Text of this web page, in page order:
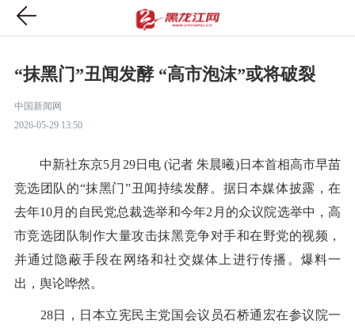
“抹黑门”丑闻发酵 “高市泡沫”或将破裂
中国新闻网
2026-05-29 13:50
中新社东京5月29日电 (记者 朱晨曦)日本首相高市早苗
竞选团队的“抹黑门”丑闻持续发酵。据日本媒体披露，在
去年10月的自民党总裁选举和今年2月的众议院选举中，高
市竞选团队制作大量攻击抹黑竞争对手和在野党的视频，
并通过隐蔽手段在网络和社交媒体上进行传播。爆料一
出，舆论哗然。
28日，日本立宪民主党国会议员石桥通宏在参议院一